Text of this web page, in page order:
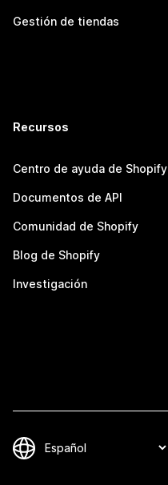
Gestión de tiendas
Recursos
Centro de ayuda de Shopify
Documentos de API
Comunidad de Shopify
Blog de Shopify
Investigación